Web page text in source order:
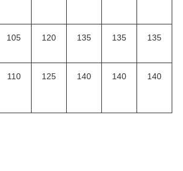
105 120 135 135 135
110 125 140 140 140